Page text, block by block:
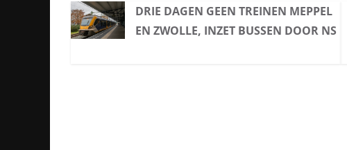
DRIE DAGEN GEEN TREINEN MEPPEL
EN ZWOLLE, INZET BUSSEN DOOR NS